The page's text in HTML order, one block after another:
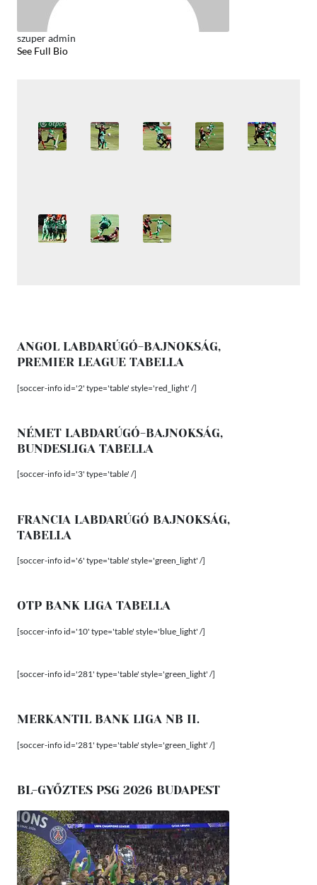
szuper admin
See Full Bio
ANGOL LABDARÚGÓ-BAJNOKSÁG,
PREMIER LEAGUE TABELLA
[soccer-info id='2' type='table' style='red_light' /]
NÉMET LABDARÚGÓ-BAJNOKSÁG,
BUNDESLIGA TABELLA
[soccer-info id='3' type='table' /]
FRANCIA LABDARÚGÓ BAJNOKSÁG,
TABELLA
[soccer-info id='6' type='table' style='green_light' /]
OTP BANK LIGA TABELLA
[soccer-info id='10' type='table' style='blue_light' /]
[soccer-info id='281' type='table' style='green_light' /]
MERKANTIL BANK LIGA NB II.
[soccer-info id='281' type='table' style='green_light' /]
BL-GYŐZTES PSG 2026 BUDAPEST